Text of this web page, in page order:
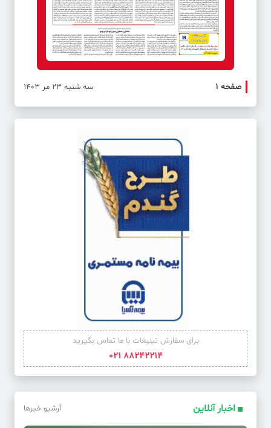
صفحه ۱ سه شنبه 23 مر 1403
برای سفارش تبلیغات با ما تماس بگیرید
88242214 021
اخبار آنلاین آرشیو خبرها